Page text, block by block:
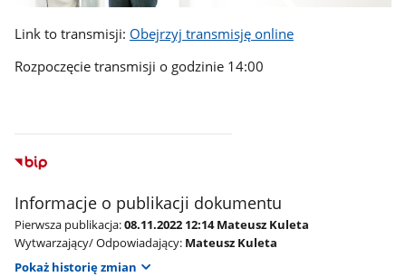
Link to transmisji: Obejrzyj transmisję online
Rozpoczęcie transmisji o godzinie 14:00
Informacje o publikacji dokumentu
Pierwsza publikacja:08.11.2022 12:14 Mateusz Kuleta
Wytwarzający/ Odpowiadający: Mateusz Kuleta
Pokaż historię zmian